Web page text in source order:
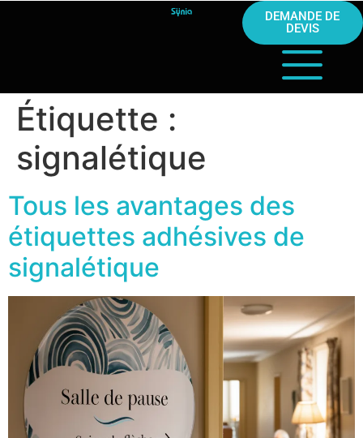
DEMANDE DE
DEVIS
Étiquette :
signalétique
Tous les avantages des
étiquettes adhésives de
signalétique